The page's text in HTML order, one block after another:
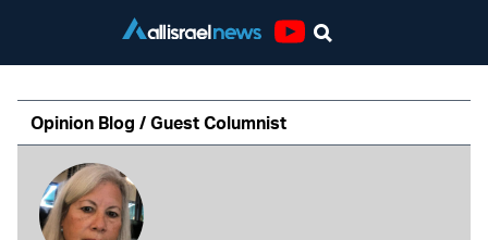
Opinion Blog / Guest Columnist